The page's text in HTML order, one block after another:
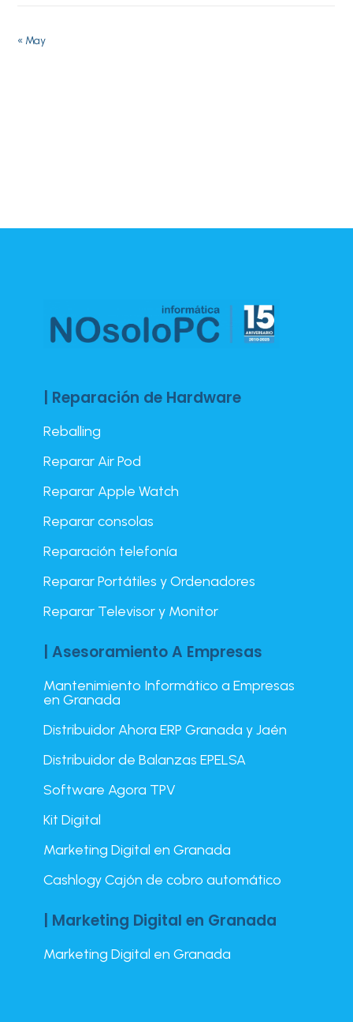
« May
| Reparación de Hardware
Reballing
Reparar Air Pod
Reparar Apple Watch
Reparar consolas
Reparación telefonía
Reparar Portátiles y Ordenadores
Reparar Televisor y Monitor
| Asesoramiento A Empresas
Mantenimiento Informático a Empresas
en Granada
Distribuidor Ahora ERP Granada y Jaén
Distribuidor de Balanzas EPELSA
Software Agora TPV
Kit Digital
Marketing Digital en Granada
Cashlogy Cajón de cobro automático
| Marketing Digital en Granada
Marketing Digital en Granada